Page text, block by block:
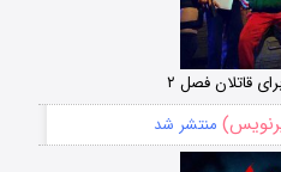
قاتلان فصل ۲
منتشر شد